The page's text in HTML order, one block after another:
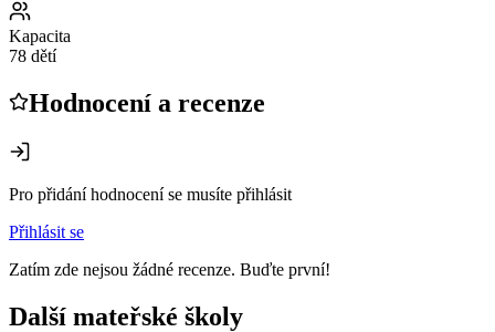
Kapacita
78 dětí
Hodnocení a recenze
Pro přidání hodnocení se musíte přihlásit
Přihlásit se
Zatím zde nejsou žádné recenze. Buďte první!
Další mateřské školy